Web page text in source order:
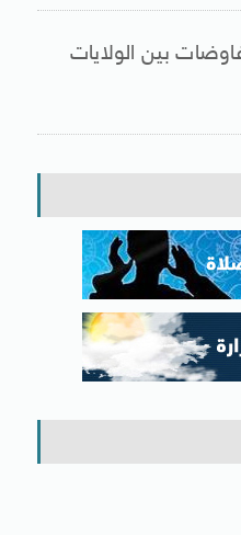
بين الولايات